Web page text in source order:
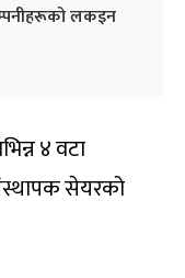
लकइन
४ वटा
सेयरको